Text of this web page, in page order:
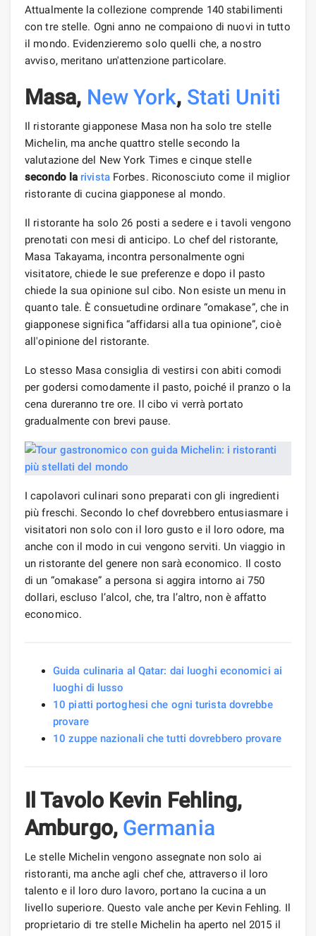
Attualmente la collezione comprende 140 stabilimenti
con tre stelle. Ogni anno ne compaiono di nuovi in ​​tutto
il mondo. Evidenzieremo solo quelli che, a nostro
avviso, meritano un'attenzione particolare.
Masa, New York, Stati Uniti
Il ristorante giapponese Masa non ha solo tre stelle
Michelin, ma anche quattro stelle secondo la
valutazione del New York Times e cinque stelle
secondo la rivistaForbes. Riconosciuto come il miglior
ristorante di cucina giapponese al mondo.
Il ristorante ha solo 26 posti a sedere e i tavoli vengono
prenotati con mesi di anticipo. Lo chef del ristorante,
Masa Takayama, incontra personalmente ogni
visitatore, chiede le sue preferenze e dopo il pasto
chiede la sua opinione sul cibo. Non esiste un menu in
quanto tale. È consuetudine ordinare “omakase”, che in
giapponese significa “affidarsi alla tua opinione”, cioè
all'opinione del ristorante.
Lo stesso Masa consiglia di vestirsi con abiti comodi
per godersi comodamente il pasto, poiché il pranzo o la
cena dureranno tre ore. Il cibo vi verrà portato
gradualmente con brevi pause.
I capolavori culinari sono preparati con gli ingredienti
più freschi. Secondo lo chef dovrebbero entusiasmare i
visitatori non solo con il loro gusto e il loro odore, ma
anche con il modo in cui vengono serviti. Un viaggio in
un ristorante del genere non sarà economico. Il costo
di un “omakase” a persona si aggira intorno ai 750
dollari, escluso l’alcol, che, tra l’altro, non è affatto
economico.
Guida culinaria al Qatar: dai luoghi economici ai
luoghi di lusso
10 piatti portoghesi che ogni turista dovrebbe
provare
10 zuppe nazionali che tutti dovrebbero provare
Il Tavolo Kevin Fehling,
Amburgo, Germania
Le stelle Michelin vengono assegnate non solo ai
ristoranti, ma anche agli chef che, attraverso il loro
talento e il loro duro lavoro, portano la cucina a un
livello superiore. Questo vale anche per Kevin Fehling. Il
proprietario di tre stelle Michelin ha aperto nel 2015 il